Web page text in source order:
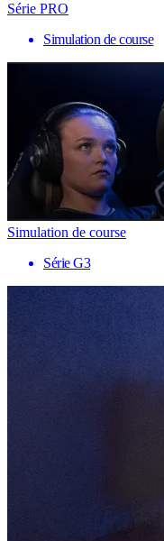
Série PRO
Simulation de course
Simulation de course
Série G3